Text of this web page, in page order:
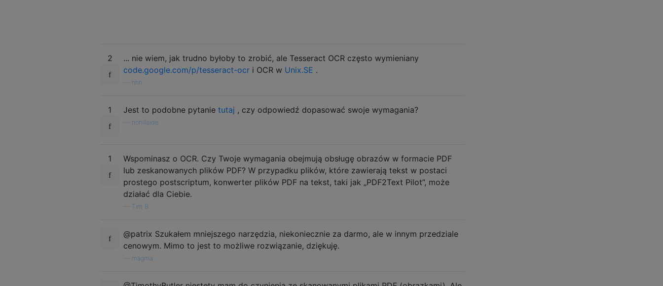
2
... nie wiem, jak trudno byłoby to zrobić, ale Tesseract OCR często wymieniany
code.google.com/p/tesseract-ocr i OCR w Unix.SE .
hhh
1 Jest to podobne pytanie tutaj , czy odpowiedź dopasować swoje wymagania?
nohillside
1
Wspominasz o OCR. Czy Twoje wymagania obejmują obsługę obrazów w formacie PDF
lub zeskanowanych plików PDF? W przypadku plików, które zawierają tekst w postaci
prostego postscriptum, konwerter plików PDF na tekst, taki jak „PDF2Text Pilot”, może
działać dla Ciebie.
Tim B
@patrix Szukałem mniejszego narzędzia, niekoniecznie za darmo, ale w innym przedziale
cenowym. Mimo to jest to możliwe rozwiązanie, dziękuję.
magma